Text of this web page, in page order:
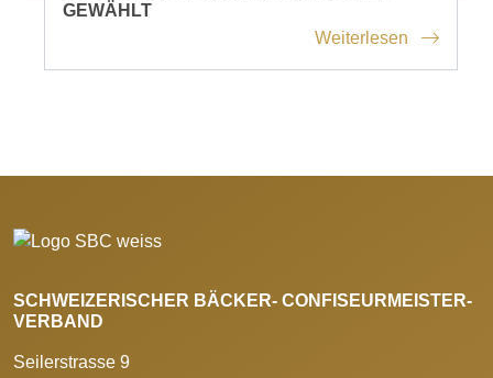
GEWÄHLT
Weiterlesen
SCHWEIZERISCHER BÄCKER- CONFISEURMEISTER-
VERBAND
Seilerstrasse 9